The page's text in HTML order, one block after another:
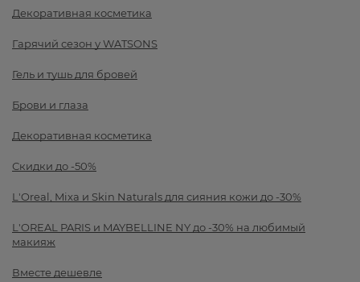
Декоративная косметика
Гарячий сезон у WATSONS
Гель и тушь для бровей
Брови и глаза
Декоративная косметика
Скидки до -50%
L'Oreal, Mixa и Skin Naturals для сияния кожи до -30%
L'OREAL PARIS и MAYBELLINE NY до -30% на любимый
макияж
Вместе дешевле